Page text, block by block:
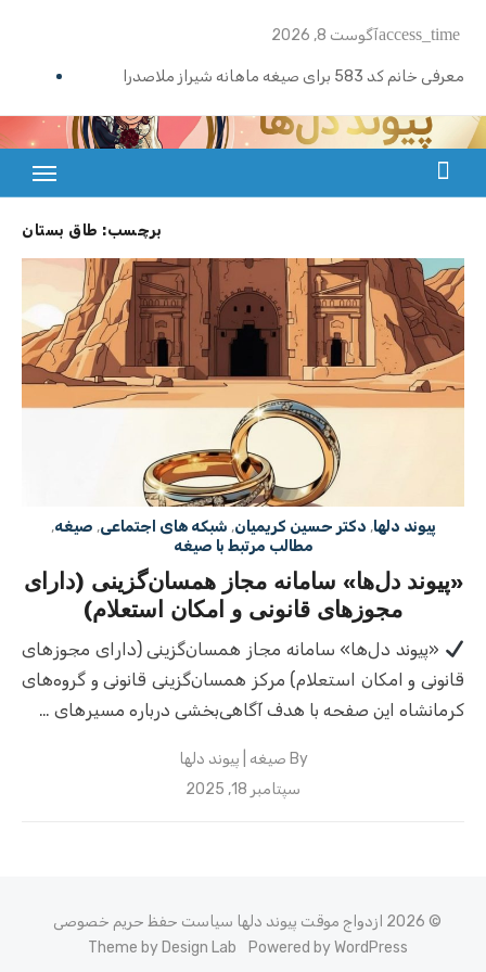
content
access_timeآگوست 8, 2026
معرفی خانم کد 583 برای صیغه ماهانه شیراز ملاصدرا
ازدواج موقت ماهیانه تبریز | خانم کد 592
ازدواج موقت ماهیانه رامسر | خانم کد 591
ازدواج موقت ماهیانه اصفهان | معرفی خانم کد 589
معرفی خانم کد 588 برای ازدواج موقت ماهیانه کرج در مهرشهر
معرفی خانم کد 587 برای ازدواج موقت ماهیانه در یزد
معرفی خانم کد 586 برای ازدواج موقت ماهیانه قزوین
بزرگترین سایت صیغه یابی از سراسر ایران
برچسب: طاق بستان
پیوند دلها, دکتر حسین کریمیان, شبکه های اجتماعی, صیغه,
مطالب مرتبط با صیغه
«پیوند دل‌ها» سامانه مجاز همسان‌گزینی (دارای
مجوزهای قانونی و امکان استعلام)
«پیوند دل‌ها» سامانه مجاز همسان‌گزینی (دارای مجوزهای
قانونی و امکان استعلام) مرکز همسان‌گزینی قانونی و گروه‌های
کرمانشاه این صفحه با هدف آگاهی‌بخشی درباره مسیرهای …
By صیغه | پیوند دلها
Posted
سپتامبر 18, 2025
© 2026 ازدواج موقت پیوند دلها
سیاست حفظ حریم خصوصی
Powered by WordPress
Theme by Design Lab